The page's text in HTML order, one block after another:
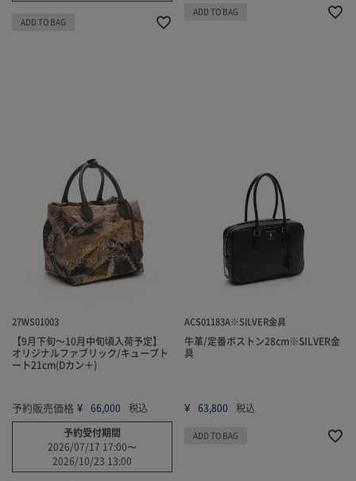
ADD TO BAG
ADD TO BAG
27WS01003
【9月下旬～10月中旬頃入荷予定】
オリジナルファブリック/キューブト
ート21cm(Dカン＋)
予約販売価格 ¥ 66,000
税込
予約受付期間
2026/07/17 17:00〜
2026/10/23 13:00
ACS01183A※SILVER金具
牛革/定番ボストン28cm※SILVER金
具
¥ 63,800 税込
ADD TO BAG